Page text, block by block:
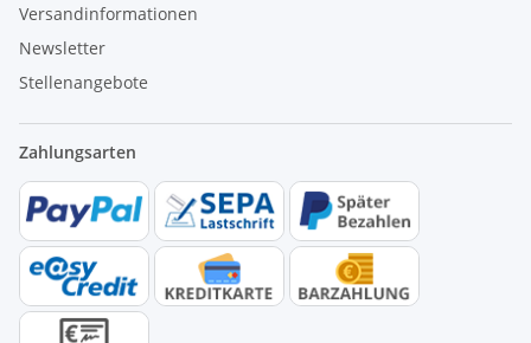
Versandinformationen
Newsletter
Stellenangebote
Zahlungsarten